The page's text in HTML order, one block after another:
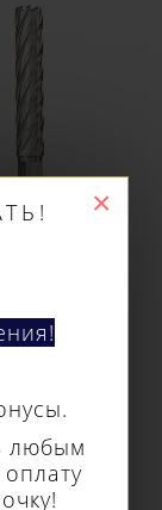
любым
×
сверло
HSS длина
р.